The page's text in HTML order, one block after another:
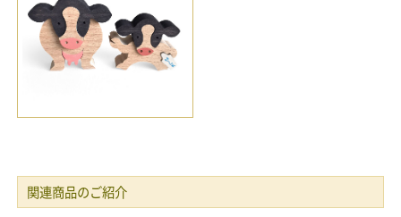
関連商品のご紹介